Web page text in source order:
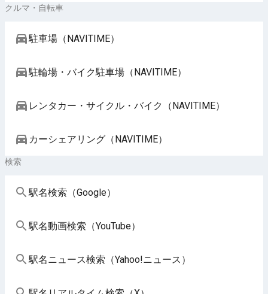
クルマ・自転車
駐車場（NAVITIME）
駐輪場・バイク駐車場（NAVITIME）
レンタカー・サイクル・バイク（NAVITIME）
カーシェアリング（NAVITIME）
検索
駅名検索（Google）
駅名動画検索（YouTube）
駅名ニュース検索（Yahoo!ニュース）